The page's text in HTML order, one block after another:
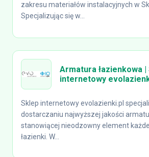
zakresu materiałów instalacyjnych w
Specjalizując się w...
Armatura łazienkowa |
internetowy
Sklep internetowy evolazienki.pl
dostarczaniu najwyższej jakości
stanowiącej nieodzowny element
łazienki. W...